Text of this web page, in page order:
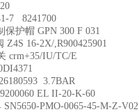
7 8241700
护帽 GPN 300 F 031
16-2X/,R900425901
crm+35/IU/TC/E
3.7BAR
EL II-20-K-60
PMO-0065-45-M-Z-V02